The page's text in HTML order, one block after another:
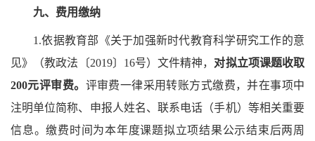
九、 费用缴纳
1.依据教育部《关于加强新时代教育科学研究工作的意
见》（教政法〔2019〕16号）文件精神， 对拟立项课题收取
200元评审费。 评审费一律采用转账方式缴费，并在事项中
注明单位简称、申报人姓名、联系电话（手机）等相关重要
信息。缴费时间为本年度课题拟立项结果公示结束后两周